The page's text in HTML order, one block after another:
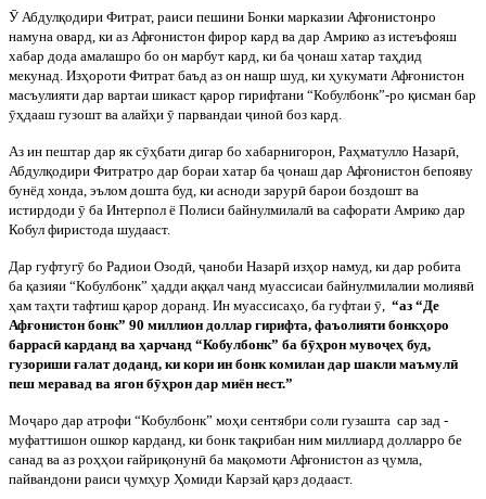
Ӯ Абдулқодири Фитрат, раиси пешини Бонки марказии Афғонистонро
намуна овард, ки аз Афғонистон фирор кард ва дар Амрико аз истеъфояш
хабар дода амалашро бо он марбут кард, ки ба ҷонаш хатар таҳдид
мекунад. Изҳороти Фитрат баъд аз он нашр шуд, ки ҳукумати Афғонистон
масъулияти дар вартаи шикаст қарор гирифтани “Кобулбонк”-ро қисман бар
ӯҳдааш гузошт ва алайҳи ӯ парвандаи ҷиноӣ боз кард.
Аз ин пештар дар як сӯҳбати дигар бо хабарнигорон, Раҳматулло Назарӣ
Абдулқодири Фитратро дар бораи хатар ба ҷонаш дар Афғонистон бепояву
бунёд хонда, эълом дошта буд, ки асноди зарурӣ барои боздошт ва
истирдоди ӯ ба Интерпол ё Полиси байнулмилалӣ ва сафорати Амрико дар
Кобул фиристода шудааст.
Дар гуфтугӯ бо Радиои Озодӣ ҷаноби Назарӣ изҳор намуд, ки дар робита
ба қазияи “Кобулбонк” ҳадди аққал чанд муассисаи байнулмилалии молиявӣ
ҳам таҳти тафтиш қарор доранд. Ин муассисаҳо, ба гуфтаи ӯ “аз “Де
Афғонистон бонк” 90 миллион доллар гирифта, фаъолияти бонкҳоро
баррасӣ карданд ва ҳарчанд “Кобулбонк” ба бӯҳрон мувоҷеҳ буд,
гузориши ғалат доданд, ки кори ин бонк комилан дар шакли маъмулӣ
пеш меравад ва ягон бӯҳрон дар миён нест.”
Моҷаро дар атрофи “Кобулбонк” моҳи сентябри соли гузашта сар зад -
муфаттишон ошкор карданд, ки бонк тақрибан ним миллиард долларро бе
санад ва аз роҳҳои ғайриқонунӣ ба мақомоти Афғонистон аз ҷумла,
пайвандони раиси ҷумҳур Ҳомиди Карзай қарз додааст.